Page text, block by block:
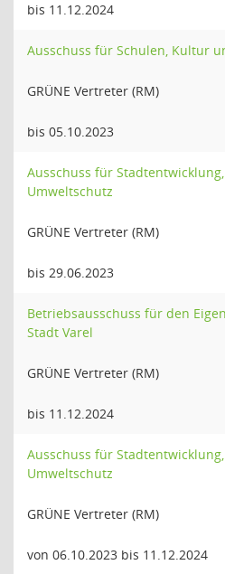
bis 11.12.2024
Ausschuss für Schulen, Kultur
GRÜNE Vertreter (RM)
bis 05.10.2023
Ausschuss für
Umweltschutz
GRÜNE Vertreter (RM)
bis 29.06.2023
Betriebsausschuss für den
Stadt Varel
GRÜNE Vertreter (RM)
bis 11.12.2024
Ausschuss für
Umweltschutz
GRÜNE Vertreter (RM)
von 06.10.2023 bis 11.12.2024